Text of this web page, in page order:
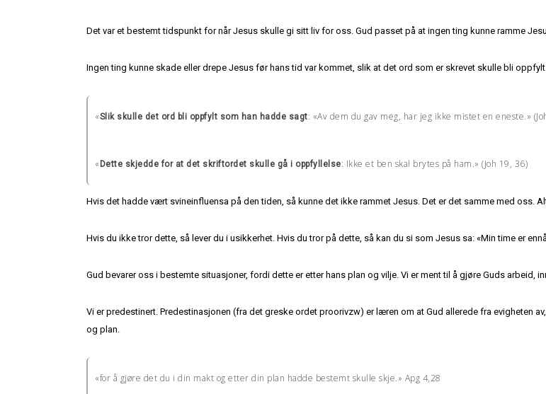
Det var et bestemt tidspunkt for når Jesus skulle gi sitt liv for oss. Gud passet på at ingen ting kunne ramme
Ingen ting kunne skade eller drepe Jesus før hans tid var kommet, slik at det ord som er skrevet skulle bli
«Slik skulle det ord bli oppfylt som han hadde sagt: «Av dem du gav meg, har jeg ikke mistet en eneste.»
« Dette skjedde for at det skriftordet skulle gå i oppfyllelse: Ikke et ben skal brytes på ham.» (Joh 19, 36)
Hvis det hadde vært svineinfluensa på den tiden, så kunne det ikke rammet Jesus. Det er det samme med oss.
Hvis du ikke tror dette, så lever du i usikkerhet. Hvis du tror på dette, så kan du si som Jesus sa: «Min time er
Gud bevarer oss i bestemte situasjoner, fordi dette er etter hans plan og vilje. Vi er ment til å gjøre Guds arbeid,
Vi er predestinert. Predestinasjonen (fra det greske ordet proorivzw) er læren om at Gud allerede fra evigheten
og plan.
«for å gjøre det du i din makt og etter din plan hadde bestemt skulle skje.» Apg 4,28